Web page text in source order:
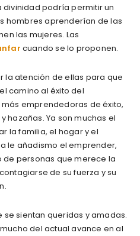
divinidad podría permitir un
hombres aprenderían de las
las mujeres. Las
cuando se lo proponen.
la atención de ellas para que
camino al éxito del
emprendedoras de éxito,
hazañas. Ya son muchas el
la familia, el hogar y el
le añadismo el emprender,
personas que merece la
de su fuerza y su
sientan queridas y amadas.
del actual avance en al